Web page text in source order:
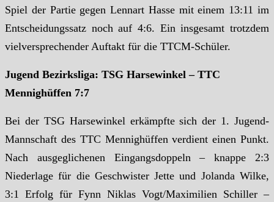
Spiel der Partie gegen Lennart Hasse mit einem 13:11 im
Entscheidungssatz noch auf 4:6. Ein insgesamt trotzdem
vielversprechender Auftakt für die TTCM-Schüler.
Jugend Bezirksliga: TSG Harsewinkel – TTC
Mennighüffen 7:7
Bei der TSG Harsewinkel erkämpfte sich der 1. Jugend-
Mannschaft des TTC Mennighüffen verdient einen Punkt.
Nach ausgeglichenen Eingangsdoppeln – knappe 2:3
Niederlage für die Geschwister Jette und Jolanda Wilke,
3:1 Erfolg für Fynn Niklas Vogt/Maximilien Schiller –